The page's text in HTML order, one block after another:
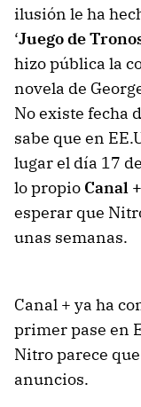
ilusión le ha
‘Juego de
hizo pública la
novela de
No existe fecha
sabe que en
lugar el día 17
lo propio Canal +
esperar que
unas semanas.
Canal + ya ha
primer pase en
Nitro parece
anuncios.